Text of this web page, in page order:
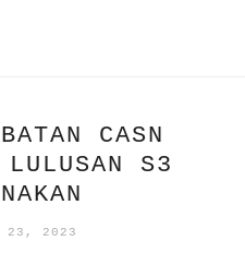
CASN
S3
23, 2023